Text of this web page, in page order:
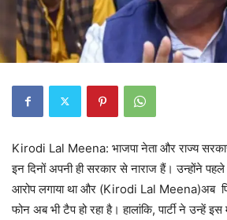
Kirodi Lal Meena: भाजपा नेता और राज्य सरकार
इन दिनों अपनी ही सरकार से नाराज हैं। उन्होंने
आरोप लगाया था और (Kirodi Lal Meena)अब
फोन अब भी टैप हो रहा है। हालांकि, पार्टी ने उन्हें